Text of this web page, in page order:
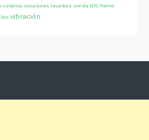
calienta soluciones lavadora sonda NTC horno
vibración